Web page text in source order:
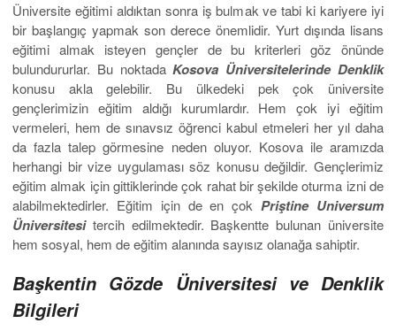
Üniversite eğitimi aldıktan sonra iş bulmak ve tabi ki kariyere iyi
bir başlangıç yapmak son derece önemlidir. Yurt dışında lisans
eğitimi almak isteyen gençler de bu kriterleri göz önünde
bulundururlar. Bu noktadaKosova Üniversitelerinde Denklik
konusu akla gelebilir. Bu ülkedeki pek çok üniversite
gençlerimizin eğitim aldığı kurumlardır. Hem çok iyi eğitim
vermeleri, hem de sınavsız öğrenci kabul etmeleri her yıl daha
da fazla talep görmesine neden oluyor. Kosova ile aramızda
herhangi bir vize uygulaması söz konusu değildir. Gençlerimiz
eğitim almak için gittiklerinde çok rahat bir şekilde oturma izni de
alabilmektedirler. Eğitim için de en çokPriştine Universum
Üniversitesitercih edilmektedir. Başkentte bulunan üniversite
hem sosyal, hem de eğitim alanında sayısız olanağa sahiptir.
Başkentin Gözde Üniversitesi ve Denklik
Bilgileri